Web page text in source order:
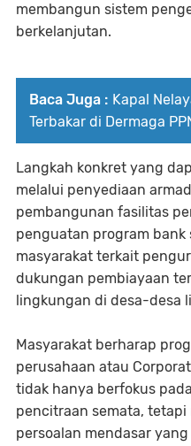
membangun sistem
berkelanjutan.
Baca Juga : Kapal
Terbakar di Dermaga
Langkah konkret yang
melalui penyediaan
pembangunan fasilitas
penguatan program bank
masyarakat terkait
dukungan pembiayaan
lingkungan di desa-desa
Masyarakat berharap
perusahaan atau
tidak hanya berfokus
pencitraan semata, tetapi
persoalan mendasar